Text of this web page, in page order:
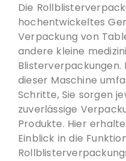
Die
hochentwickeltes
Verpackung von
andere kleine
Blisterverpackungen.
dieser Maschine
Schritte, Sie sorgen
zuverlässige
Produkte. Hier
Einblick in die